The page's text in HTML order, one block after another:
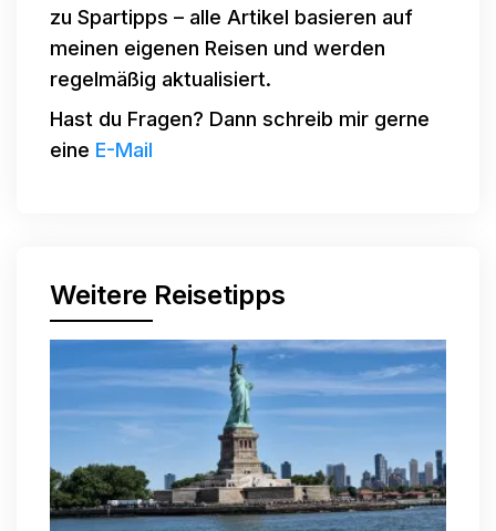
zu Spartipps – alle Artikel basieren auf
meinen eigenen Reisen und werden
regelmäßig aktualisiert.
Hast du Fragen? Dann schreib mir gerne
eine E-Mail
Weitere Reisetipps